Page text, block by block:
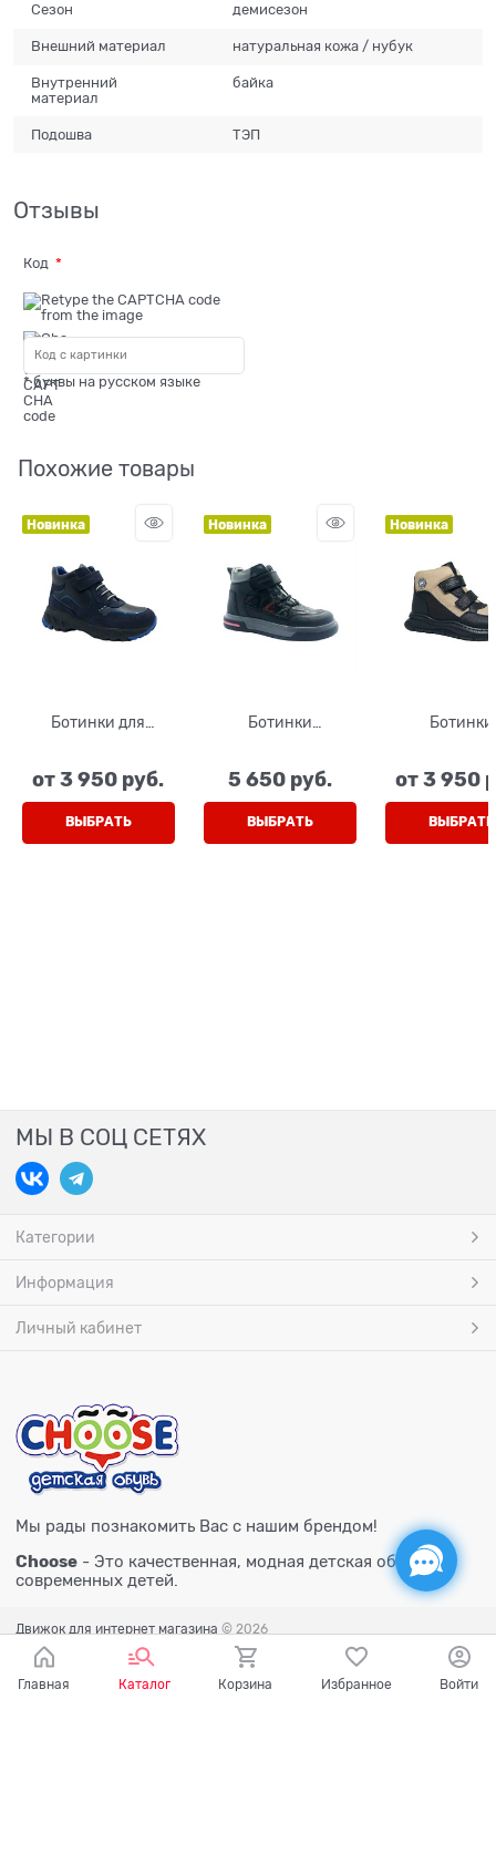
Сезон демисезон
Внешний материал натуральная кожа / нубук
Внутренний
материал
байка
Подошва ТЭП
Отзывы
Код
* буквы на русском языке
Похожие товары
Новинка
Ботинки для
шнурки/липучка
от3 950 руб.
ВЫБРАТЬ
Новинка
Ботинки
серый, липучка/
шнурки
5 650 руб.
ВЫБРАТЬ
Новинка
Ботинки
цвет
черный,
от3 950
ВЫБРАТЬ
МЫ В СОЦ СЕТЯХ
Категории
Информация
Личный кабинет
Мы рады познакомить Вас с нашим брендом!
Choose - Это качественная, модная детская обувь для
современных детей.
Движок для интернет магазина © 2026
Главная Каталог Корзина Избранное Войти